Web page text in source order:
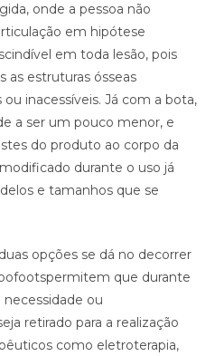
onde a pessoa não
em hipótese
em toda lesão, pois
as estruturas ósseas
inacessíveis. Já com a bota,
a ser um pouco menor, e
do produto ao corpo da
durante o uso já
e tamanhos que se
opções se dá no decorrer
que durante
ou
retirado para a realização
como eletroterapia,